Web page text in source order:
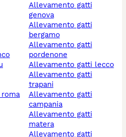
roma
allevamento gatti
genova
allevamento gatti
bergamo
allevamento gatti
pordenone
allevamento gatti lecco
allevamento gatti
trapani
allevamento gatti
campania
allevamento gatti
matera
allevamento gatti